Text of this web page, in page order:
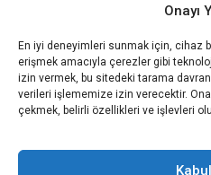
Onayı
En iyi deneyimleri sunmak için, cihaz
erişmek amacıyla çerezler gibi
izin vermek, bu sitedeki tarama
verileri işlememize izin verecektir.
çekmek, belirli özellikleri ve işlevleri
Gold üyelik nedir
Kariyer